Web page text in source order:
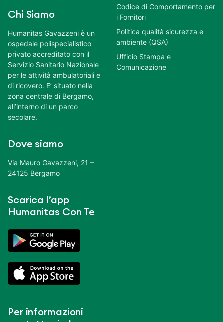
Chi Siamo
Humanitas Gavazzeni è un
ospedale polispecialistico
privato accreditato con il
Servizio Sanitario Nazionale
per le attività ambulatoriali e
di ricovero. E’ situato nella
zona centrale di Bergamo,
all’interno di un parco
secolare.
Dove siamo
Via Mauro Gavazzeni, 21 –
24125 Bergamo
Scarica l’app
Humanitas Con Te
Per informazioni
Codice di Comportamento per
i Fornitori
Politica qualità sicurezza e
ambiente (QSA)
Ufficio Stampa e
Comunicazione